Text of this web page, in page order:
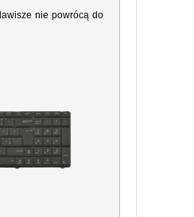
nie powrócą do